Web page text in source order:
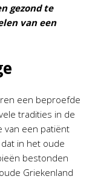
gezond te
van een
een beproefde
tradities in de
van een patiënt
in het oude
bestonden
Griekenland